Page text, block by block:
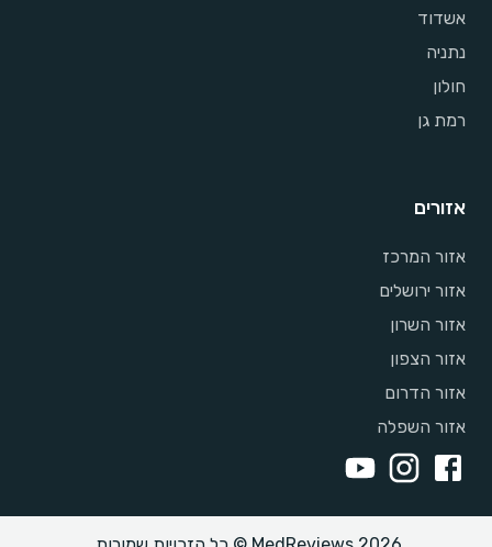
אשדוד
נתניה
חולון
רמת גן
אזורים
אזור המרכז
אזור ירושלים
אזור השרון
אזור הצפון
אזור הדרום
אזור השפלה